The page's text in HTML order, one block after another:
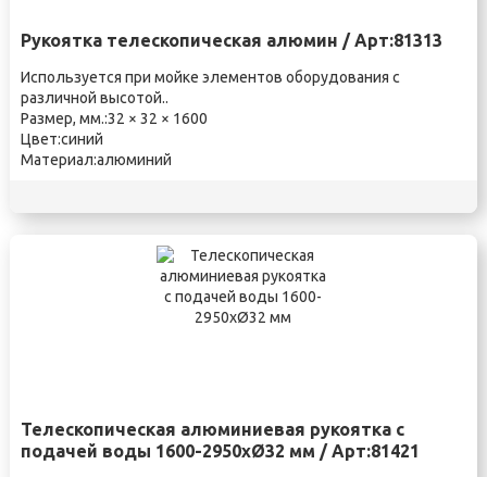
Рукоятка телескопическая алюмин / Арт:81313
Используется при мойке элементов оборудования с
различной высотой..
Размер, мм.:32 × 32 × 1600
Цвет:синий
Материал:алюминий
Телескопическая алюминиевая рукоятка c
подачей воды 1600-2950xØ32 мм / Арт:81421